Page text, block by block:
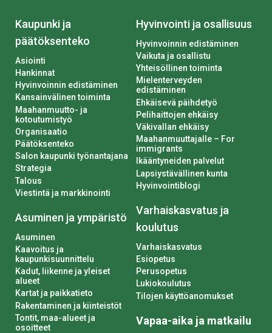
Kaupunki ja
päätöksenteko
Asiointi
Hankinnat
Hyvinvoinnin edistäminen
Kansainvälinen toiminta
Maahanmuutto- ja
kotoutumistyö
Organisaatio
Päätöksenteko
Salon kaupunki työnantajana
Strategia
Talous
Viestintä ja markkinointi
Asuminen ja ympäristö
Asuminen
Kaavoitus ja
kaupunkisuunnittelu
Kadut, liikenne ja yleiset
alueet
Kartat ja paikkatieto
Rakentaminen ja kiinteistöt
Tontit, maa-alueet ja
osoitteet
Hyvinvointi ja osallisuus
Hyvinvoinnin edistäminen
Vaikuta ja osallistu
Yhteisöllinen toiminta
Mielenterveyden
edistäminen
Ehkäisevä päihdetyö
Pelihaittojen ehkäisy
Väkivallan ehkäisy
Maahanmuuttajalle – For
immigrants
Ikääntyneiden palvelut
Lapsiystävällinen kunta
Hyvinvointiblogi
Varhaiskasvatus ja
koulutus
Varhaiskasvatus
Esiopetus
Perusopetus
Lukiokoulutus
Tilojen käyttöanomukset
Vapaa-aika ja matkailu